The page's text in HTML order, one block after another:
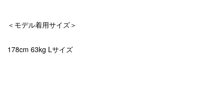
＜モデル着用サイズ＞
178cm 63kg Lサイズ